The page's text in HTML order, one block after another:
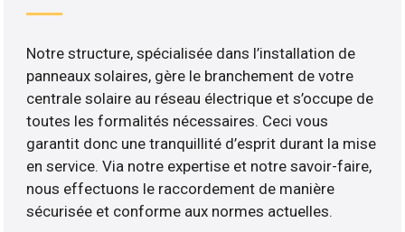
Notre structure, spécialisée dans l’installation de
panneaux solaires, gère le branchement de votre
centrale solaire au réseau électrique et s’occupe de
toutes les formalités nécessaires. Ceci vous
garantit donc une tranquillité d’esprit durant la mise
en service. Via notre expertise et notre savoir-faire,
nous effectuons le raccordement de manière
sécurisée et conforme aux normes actuelles.